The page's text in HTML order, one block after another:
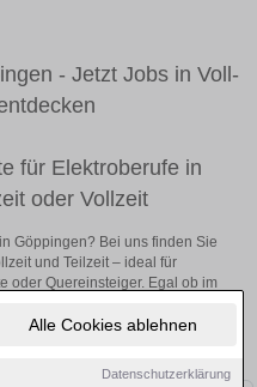
Alle Cookies ablehnen
Datenschutzerklärung
- Jetzt Jobs in Voll-
für Elektroberufe in
oder Vollzeit
Göppingen? Bei uns finden Sie
und Teilzeit – ideal für
oder Quereinsteiger. Egal ob im
Sie jetzt neue Chancen in Ihrer
auf passende Elektroberufe-